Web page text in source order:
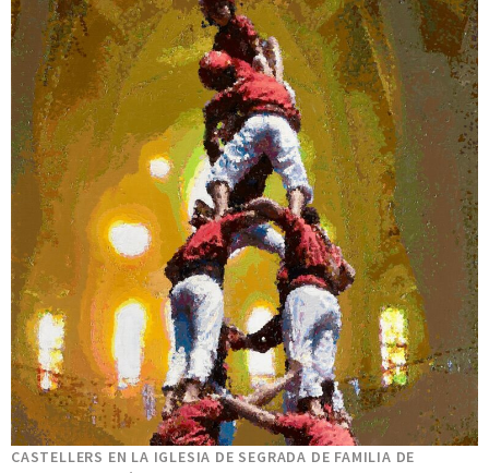
CASTELLERS EN LA IGLESIA DE SEGRADA DE FAMILIA DE